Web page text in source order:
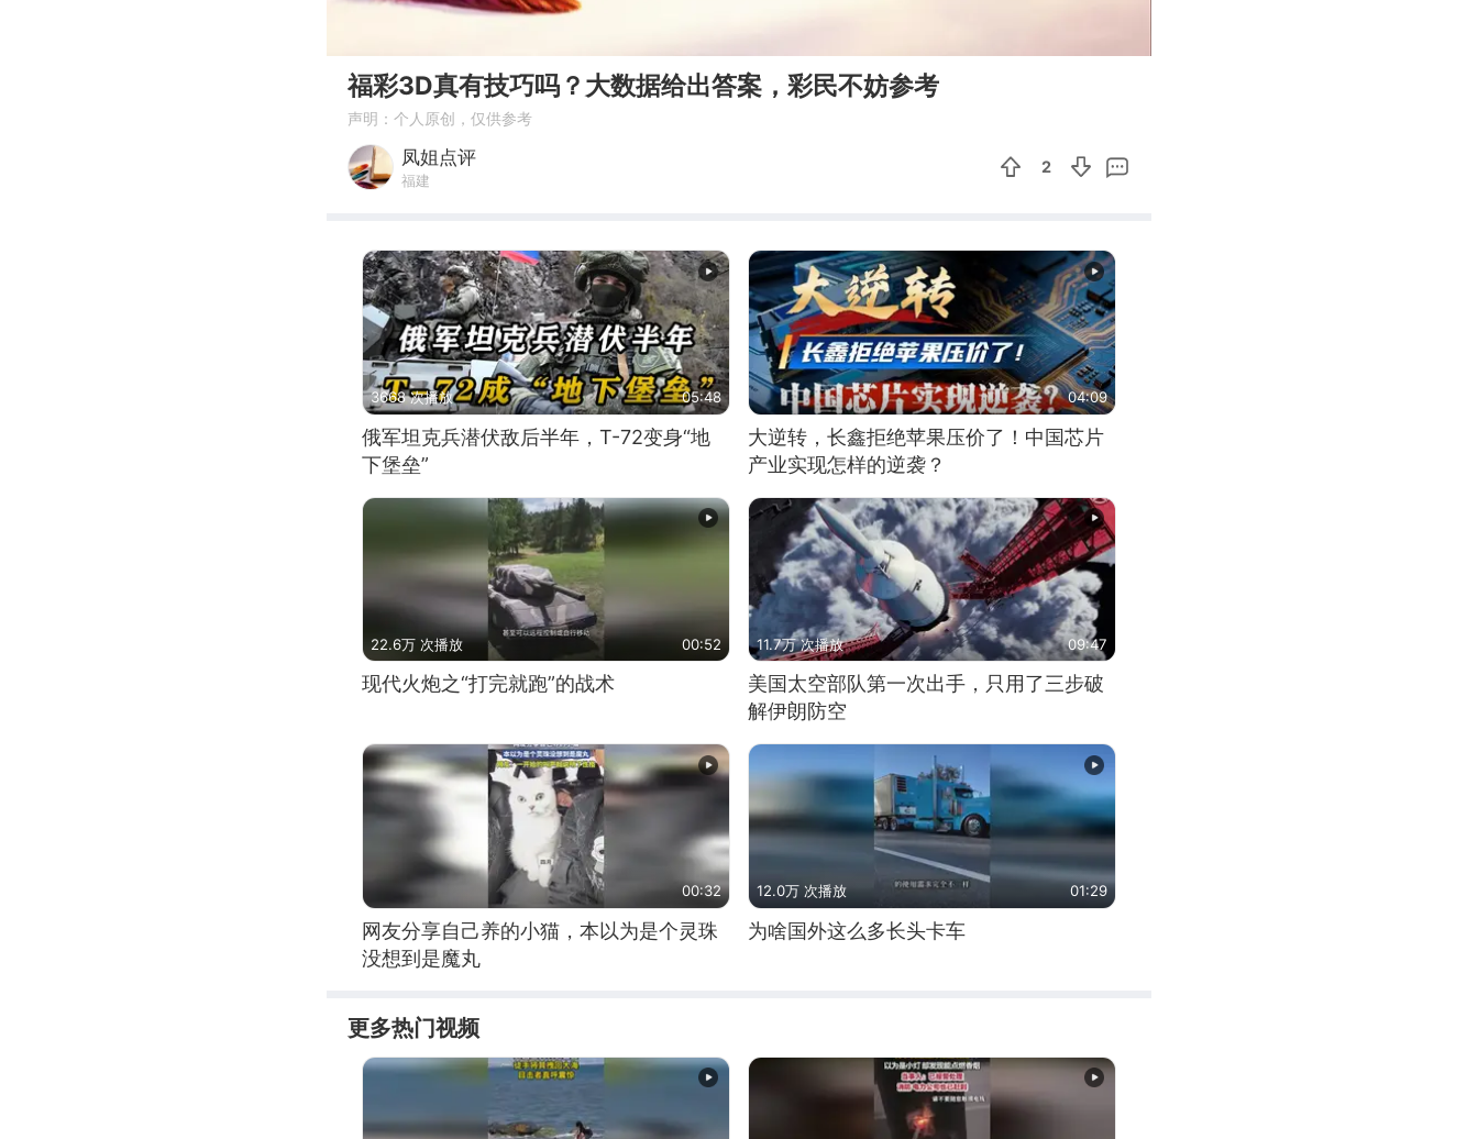
福彩3D真有技巧吗？大数据给出答案，彩民不妨参考
声明：个人原创，仅供参考
凤姐点评
福建
2
3668 次播放 05:48
俄军坦克兵潜伏敌后半年，T-72变身“地
下堡垒”
04:09
大逆转，长鑫拒绝苹果压价了！中国芯片
产业实现怎样的逆袭？
22.6万 次播放 00:52
现代火炮之“打完就跑”的战术
11.7万 次播放 09:47
美国太空部队第一次出手，只用了三步破
解伊朗防空
00:32
网友分享自己养的小猫，本以为是个灵珠
没想到是魔丸
12.0万 次播放 01:29
为啥国外这么多长头卡车
更多热门视频